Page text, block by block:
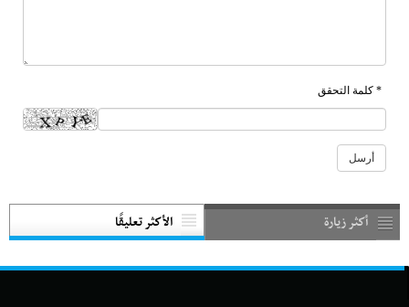
* كلمة التحقق
أكثر زيارة الأكثر تعليقًا